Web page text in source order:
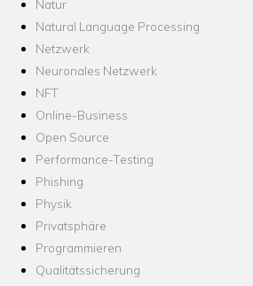
Natur
Natural Language Processing
Netzwerk
Neuronales Netzwerk
NFT
Online-Business
Open Source
Performance-Testing
Phishing
Physik
Privatsphäre
Programmieren
Qualitätssicherung